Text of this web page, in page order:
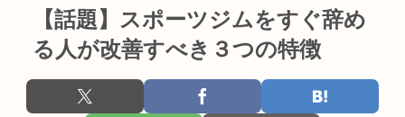
女の子「フェラしてる時にコレする男、ガチでやめろ 」
進次郎「日米同盟の絆の強さと、平素から培った協力関係が」
米軍 熊...
【画像】女の子、パンティーの種類がこんなにあったwww
宿題やっ...
【台風15号】クルッた進路へ！茨城で上陸し栃木、群馬、新
潟、富山...
ジャガー横田の長男・JJくん、被災地に送るべきではないもの
とは？...
【話題】スポーツジムをすぐ辞め
る人が改善すべき３つの特徴